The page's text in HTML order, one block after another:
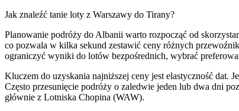
Jak znaleźć tanie loty z Warszawy do Tirany?
Planowanie podróży do Albanii warto rozpocząć od
co pozwala w kilka sekund zestawić ceny różnych
ograniczyć wyniki do lotów bezpośrednich, wybrać
Kluczem do uzyskania najniższej ceny jest elastyczność dat.
Często przesunięcie podróży o zaledwie jeden lub dwa dni
głównie z Lotniska Chopina (WAW).